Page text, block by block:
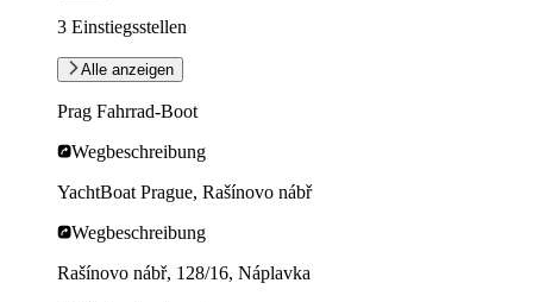
3 Einstiegsstellen
Alle anzeigen
Prag Fahrrad-Boot
Wegbeschreibung
YachtBoat Prague, Rašínovo nábř
Wegbeschreibung
Rašínovo nábř, 128/16, Náplavka